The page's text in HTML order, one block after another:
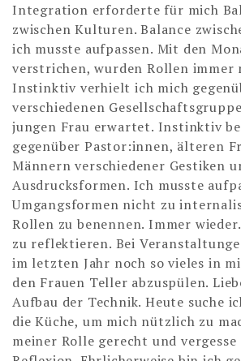
Integration erforderte für mich
zwischen Kulturen. Balance
ich musste aufpassen. Mit den
verstrichen, wurden Rollen immer
Instinktiv verhielt ich mich
verschiedenen
jungen Frau erwartet. Instinktiv
gegenüber Pastor:innen, älteren
Männern verschiedener Gestiken
Ausdrucksformen. Ich musste
Umgangsformen nicht zu
Rollen zu benennen. Immer
zu reflektieren. Bei
im letzten Jahr noch so vieles in
den Frauen Teller abzuspülen.
Aufbau der Technik. Heute suche
die Küche, um mich nützlich zu
meiner Rolle gerecht und vergesse